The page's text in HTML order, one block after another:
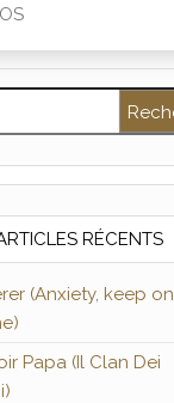
RÉCENTS
(Anxiety, keep on
Papa (Il Clan Dei